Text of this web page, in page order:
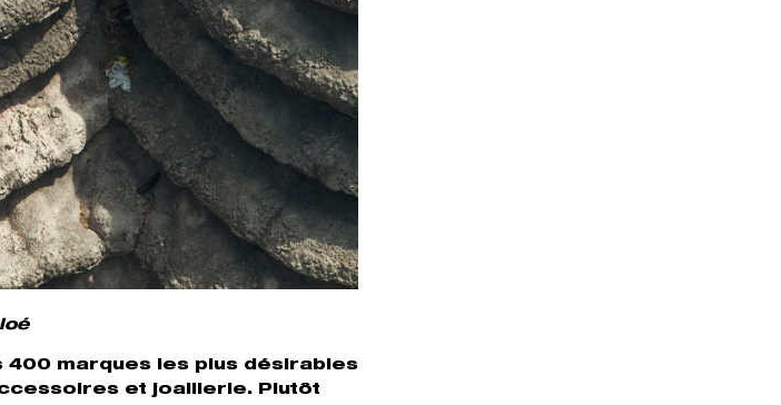
400 marques les plus désirables
et joaillerie. Plutôt